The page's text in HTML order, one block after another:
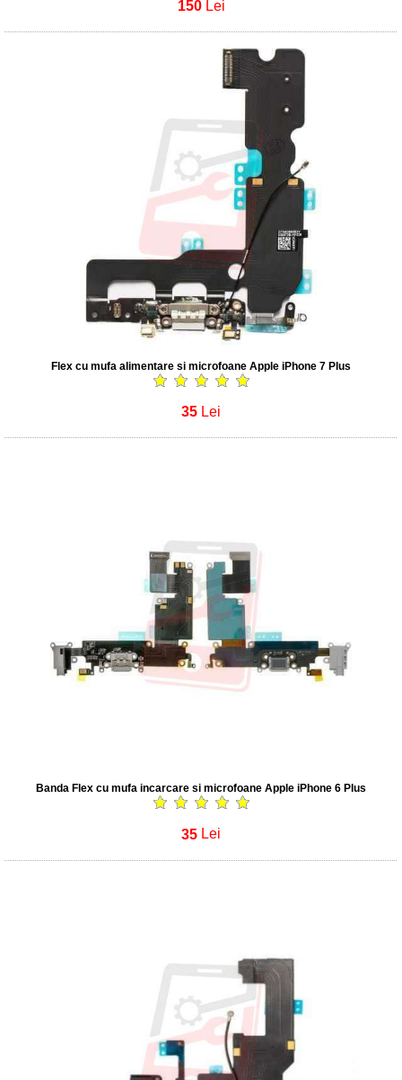
150 Lei
Flex cu mufa alimentare si microfoane Apple iPhone 7 Plus
35 Lei
Banda Flex cu mufa incarcare si microfoane Apple iPhone 6 Plus
35 Lei